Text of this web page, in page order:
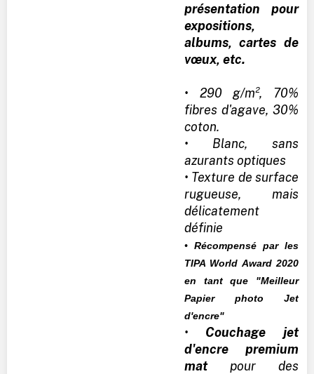
présentation pour
expositions,
albums, cartes de
vœux, etc.
• 290 g/m², 70%
fibres d'agave, 30%
coton.
• Blanc, sans
azurants optiques
• Texture de surface
rugueuse, mais
délicatement
définie
• Récompensé par les
TIPA World Award 2020
en tant que "Meilleur
Papier photo Jet
d'encre"
• Couchage jet
d'encre premium
matpour des